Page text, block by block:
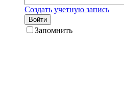
Создать учетную запись
Войти
Запомнить